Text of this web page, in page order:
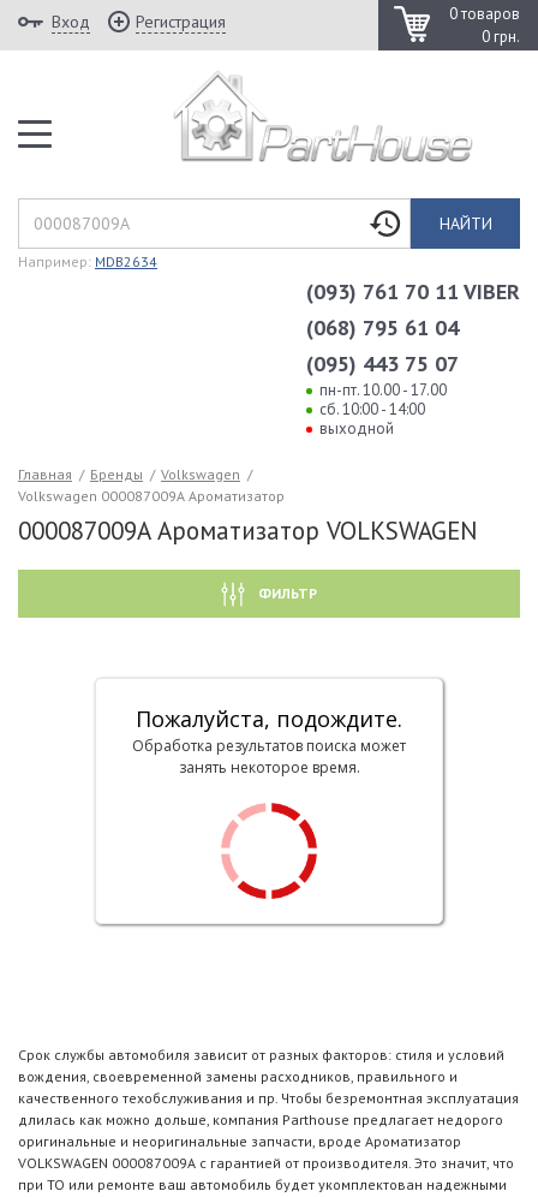
0 товаров
0 грн.
Вход Регистрация
НАЙТИ
Например: MDB2634
(093) 761 70 11 VIBER
(068) 795 61 04
(095) 443 75 07
пн-пт. 10.00 - 17.00
сб. 10:00 - 14:00
выходной
Главная / Бренды / Volkswagen /
Volkswagen 000087009A Ароматизатор
000087009A Ароматизатор VOLKSWAGEN
ФИЛЬТР
Пожалуйста, подождите.
Обработка результатов поиска может
занять некоторое время.
Срок службы автомобиля зависит от разных факторов: стиля и условий
вождения, своевременной замены расходников, правильного и
качественного техобслуживания и пр. Чтобы безремонтная эксплуатация
длилась как можно дольше, компания Parthouse предлагает недорого
оригинальные и неоригинальные запчасти, вроде Ароматизатор
VOLKSWAGEN 000087009A с гарантией от производителя. Это значит, что
при ТО или ремонте ваш автомобиль будет укомплектован надежными